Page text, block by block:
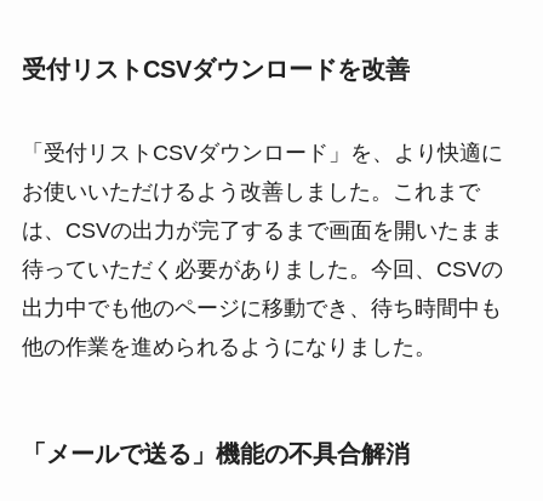
受付リストCSVダウンロードを改善
「受付リストCSVダウンロード」を、より快適に
お使いいただけるよう改善しました。これまで
は、CSVの出力が完了するまで画面を開いたまま
待っていただく必要がありました。今回、CSVの
出力中でも他のページに移動でき、待ち時間中も
他の作業を進められるようになりました。
「メールで送る」機能の不具合解消